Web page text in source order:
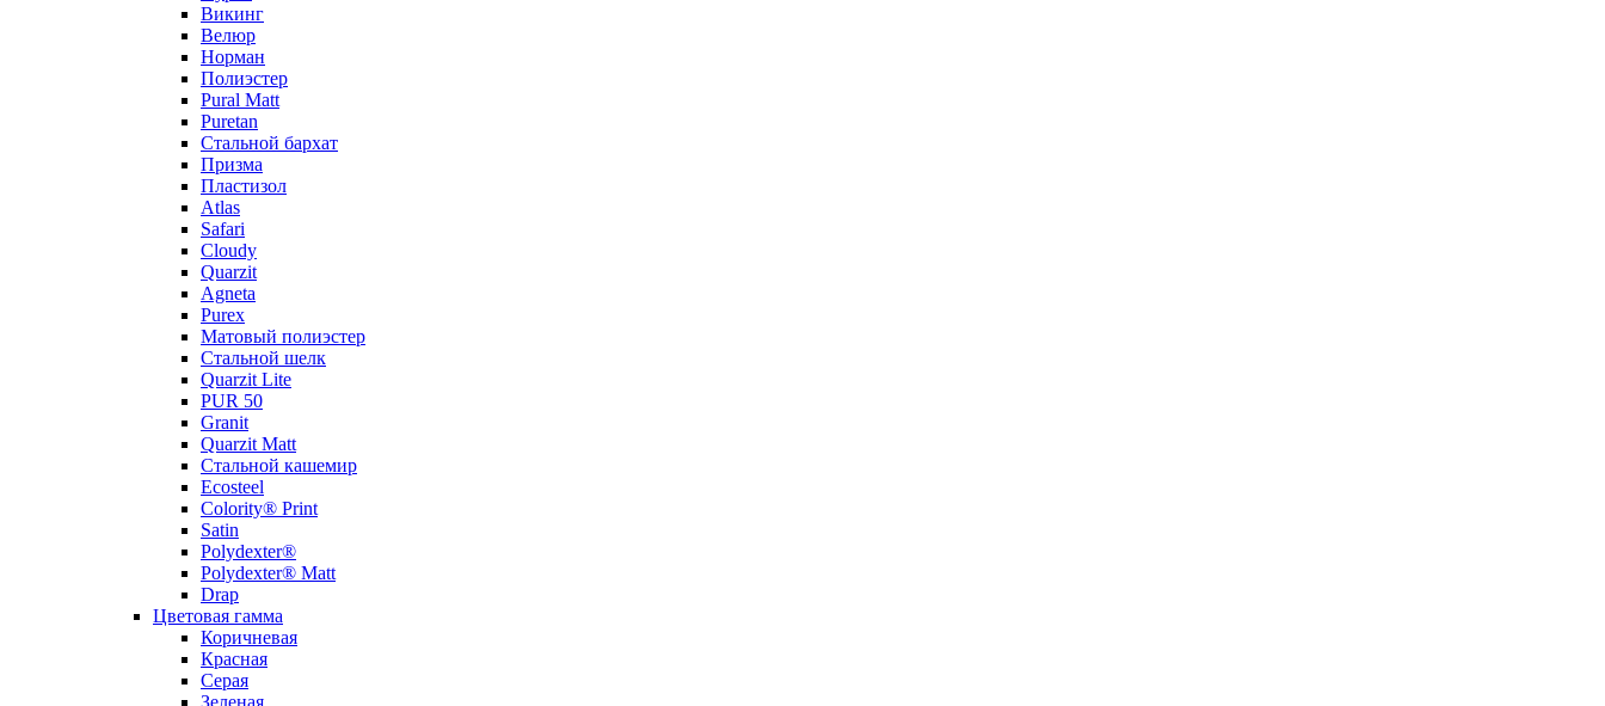
Викинг
Велюр
Норман
Полиэстер
Pural Matt
Puretan
Стальной бархат
Призма
Пластизол
Atlas
Safari
Cloudy
Quarzit
Agneta
Purex
Матовый полиэстер
Стальной шелк
Quarzit Lite
PUR 50
Granit
Quarzit Matt
Стальной кашемир
Ecosteel
Colority® Print
Satin
Polydexter®
Polydexter® Matt
Drap
Цветовая гамма
Коричневая
Красная
Серая